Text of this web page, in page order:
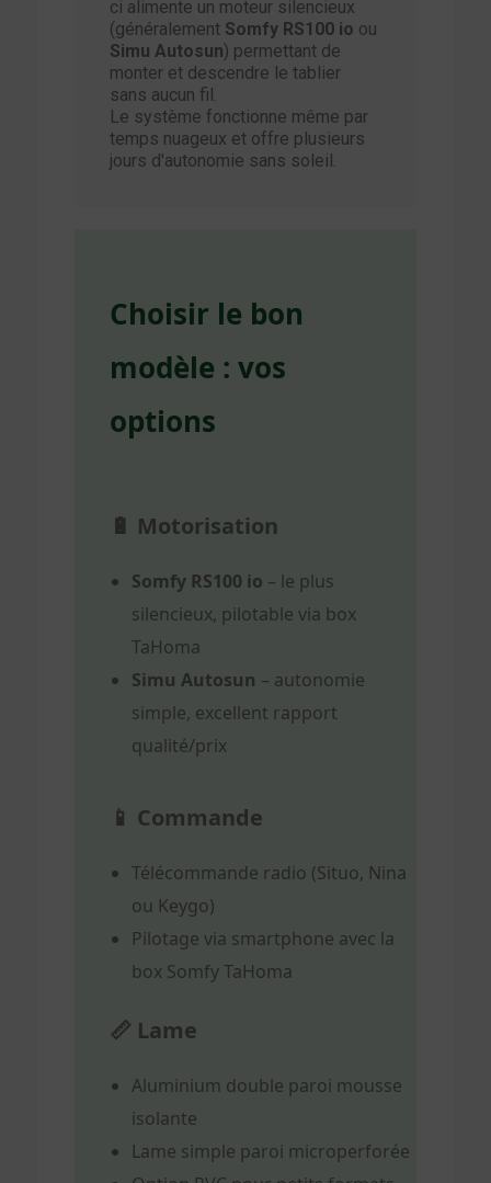
ci alimente un moteur silencieux
(généralement Somfy RS100 io ou
Simu Autosun) permettant de
monter et descendre le tablier
sans aucun fil.
Le système fonctionne même par
temps nuageux et offre plusieurs
jours d'autonomie sans soleil.
Choisir le bon
modèle : vos
options
🔋 Motorisation
Somfy RS100 io – le plus
silencieux, pilotable via box
TaHoma
Simu Autosun – autonomie
simple, excellent rapport
qualité/prix
📱 Commande
Télécommande radio (Situo, Nina
ou Keygo)
Pilotage via smartphone avec la
box Somfy TaHoma
📏 Lame
Aluminium double paroi mousse
isolante
Lame simple paroi microperforée